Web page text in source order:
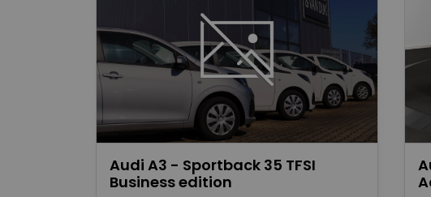
Audi A3 - Sportback 35 TFSI
Business edition